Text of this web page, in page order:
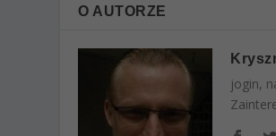
O AUTORZE
jogin,